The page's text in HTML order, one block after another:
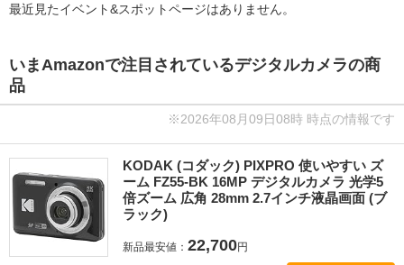
最近見たイベント&スポットページはありません。
いまAmazonで注目されているデジタルカメラの商
品
※2026年08月09日08時 時点の情報です
KODAK (コダック) PIXPRO 使いやすい ズ
ーム FZ55-BK 16MP デジタルカメラ 光学5
倍ズーム 広角 28mm 2.7インチ液晶画面 (ブ
ラック)
新品最安値： 22,700円